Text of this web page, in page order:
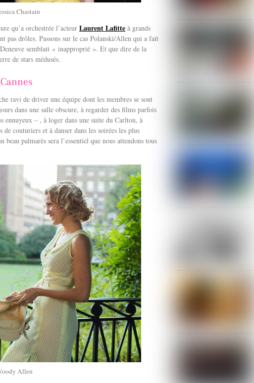
Chastain
qu’a orchestrée l’acteur Laurent Lafitte à grands
pas drôles. Passons sur le cas Polanski/Allen qui a fait
semblait « inapproprié ». Et que dire de la
de stars médusés.
ravi de driver une équipe dont les membres se sont
dans une salle obscure, à regarder des films parfois
ennuyeux – , à loger dans une suite du Carlton, à
couturiers et à danser dans les soirées les plus
palmarès sera l’essentiel que nous attendons tous
Allen